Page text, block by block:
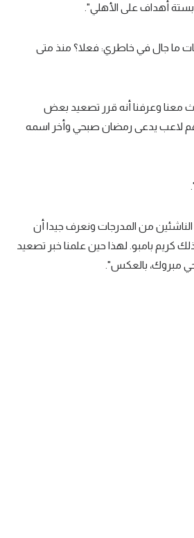
أهداف على الأهلي".
ما جال في خاطري: فعلا؟ منذ متى
معنا وعرفنا أنه قرر تصعيد بعض
لاعب يدعى رمضان صبحي وأخر اسمه
من المدرجات ونعرف جيدا أن
كريم بامبو. لهذا حين علمنا خبر تصعيد
مبروك، بالعكس".